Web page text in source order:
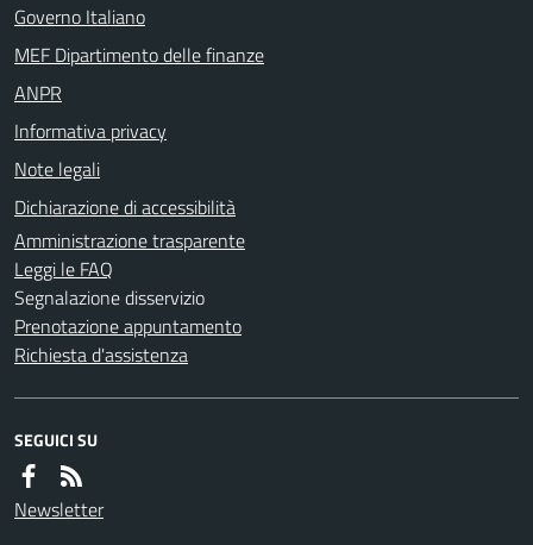
Governo Italiano
MEF Dipartimento delle finanze
ANPR
Informativa privacy
Note legali
Dichiarazione di accessibilità
Amministrazione trasparente
Leggi le FAQ
Segnalazione disservizio
Prenotazione appuntamento
Richiesta d'assistenza
SEGUICI SU
Newsletter